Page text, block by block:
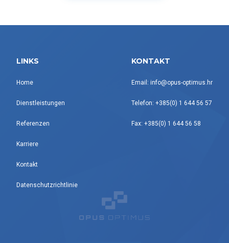
LINKS
Home
Dienstleistungen
Referenzen
Karriere
Kontakt
Datenschutzrichtlinie
KONTAKT
Email: info@opus-optimus.hr
Telefon: +385(0) 1 644 56 57
Fax: +385(0) 1 644 56 58